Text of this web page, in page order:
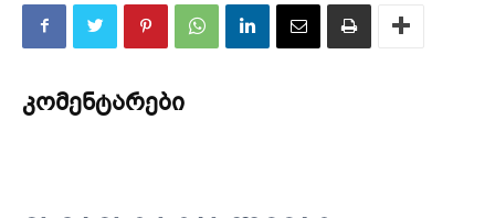
კომენტარები